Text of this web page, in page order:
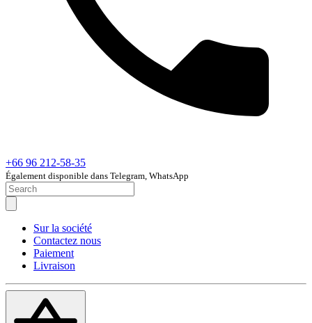
+66 96 212-58-35
Également disponible dans Telegram, WhatsApp
Sur la société
Contactez nous
Paiement
Livraison